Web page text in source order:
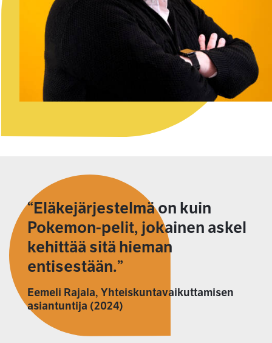
Eläkejärjestelmä on kuin
Pokemon-pelit, jokainen askel
kehittää sitä hieman
entisestään.
Eemeli Rajala, Yhteiskuntavaikuttamisen
asiantuntija (2024)